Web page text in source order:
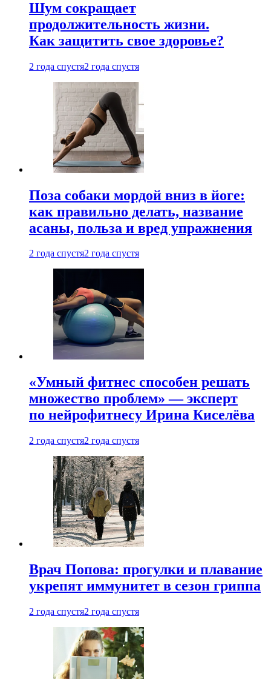
Шум сокращает
продолжительность жизни.
Как защитить свое здоровье?
2 года спустя2 года спустя
Поза собаки мордой вниз в йоге:
как правильно делать, название
асаны, польза и вред упражнения
2 года спустя2 года спустя
«Умный фитнес способен решать
множество проблем» — эксперт
по нейрофитнесу Ирина Киселёва
2 года спустя2 года спустя
Врач Попова: прогулки и плавание
укрепят иммунитет в сезон гриппа
2 года спустя2 года спустя